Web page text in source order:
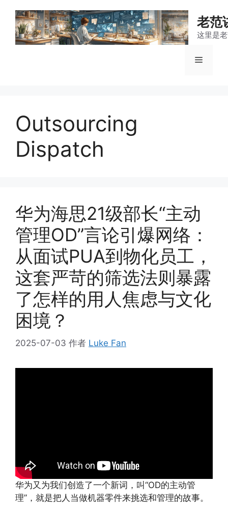
老范
这里是
菜
Outsourcing
Dispatch
华为海思21级部长“主动
管理OD”言论引爆网络：
从面试PUA到物化员工，
这套严苛的筛选法则暴露
了怎样的用人焦虑与文化
困境？
2025-07-03 作者 Luke Fan
华为又为我们创造了一个新词，叫“OD的主动管
理”，就是把人当做机器零件来挑选和管理的故事。